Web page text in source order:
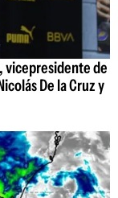
vicepresidente de
De la Cruz y